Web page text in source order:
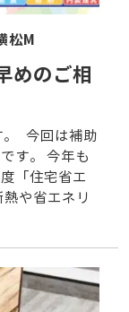
松M
めのご相
。 今回は補助
す。 今年も
「住宅省エ
や省エネリ